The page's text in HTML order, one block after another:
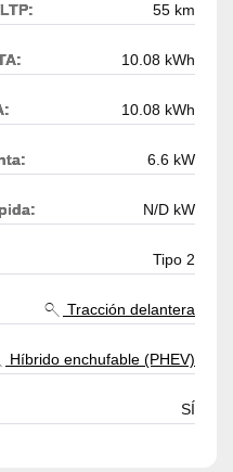
55 km
10.08 kWh
10.08 kWh
6.6 kW
N/D kW
Tipo 2
Tracción delantera
Híbrido enchufable (PHEV)
SÍ